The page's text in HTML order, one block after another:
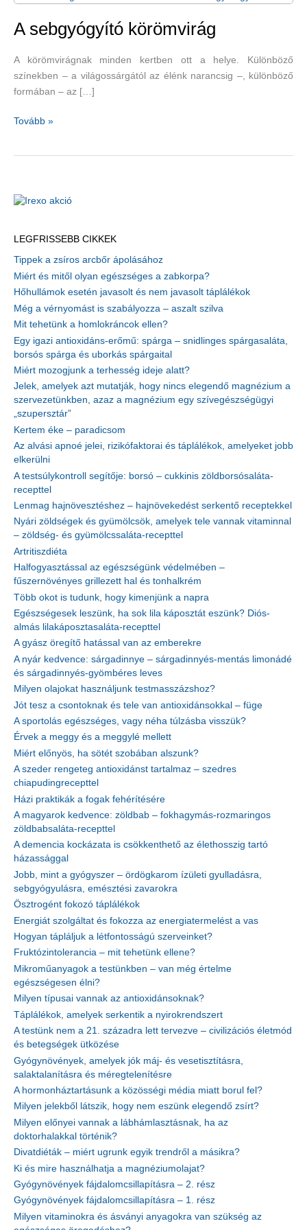
A sebgyógyító körömvirág
A körömvirágnak minden kertben ott a helye. Különböző
színekben – a világossárgától az élénk narancsig –, különböző
formában – az […]
A
Tovább »
LEGFRISSEBB CIKKEK
Tippek a zsíros arcbőr ápolásához
Miért és mitől olyan egészséges a zabkorpa?
Hőhullámok esetén javasolt és nem javasolt táplálékok
Még a vérnyomást is szabályozza – aszalt szilva
Mit tehetünk a homlokráncok ellen?
Egy igazi antioxidáns-erőmű: spárga – snidlinges spárgasaláta,
borsós spárga és uborkás spárgaital
Miért mozogjunk a terhesség ideje alatt?
Jelek, amelyek azt mutatják, hogy nincs elegendő magnézium a
szervezetünkben, azaz a magnézium egy szívegészségügyi
„szupersztár”
Kertem éke – paradicsom
Az alvási apnoé jelei, rizikófaktorai és táplálékok, amelyeket jobb
elkerülni
A testsúlykontroll segítője: borsó – cukkinis zöldborsósaláta-
recepttel
Lenmag hajnövesztéshez – hajnövekedést serkentő receptekkel
Nyári zöldségek és gyümölcsök, amelyek tele vannak vitaminnal
– zöldség- és gyümölcssaláta-recepttel
Artritiszdiéta
Halfogyasztással az egészségünk védelmében –
fűszernövényes grillezett hal és tonhalkrém
Több okot is tudunk, hogy kimenjünk a napra
Egészségesek leszünk, ha sok lila káposztát eszünk? Diós-
almás lilakáposztasaláta-recepttel
A gyász öregítő hatással van az emberekre
A nyár kedvence: sárgadinnye – sárgadinnyés-mentás limonádé
és sárgadinnyés-gyömbéres leves
Milyen olajokat használjunk testmasszázshoz?
Jót tesz a csontoknak és tele van antioxidánsokkal – füge
A sportolás egészséges, vagy néha túlzásba visszük?
Érvek a meggy és a meggylé mellett
Miért előnyös, ha sötét szobában alszunk?
A szeder rengeteg antioxidánst tartalmaz – szedres
chiapudingrecepttel
Házi praktikák a fogak fehérítésére
A magyarok kedvence: zöldbab – fokhagymás-rozmaringos
zöldbabsaláta-recepttel
A demencia kockázata is csökkenthető az élethosszig tartó
házassággal
Jobb, mint a gyógyszer – ördögkarom ízületi gyulladásra,
sebgyógyulásra, emésztési zavarokra
Ösztrogént fokozó táplálékok
Energiát szolgáltat és fokozza az energiatermelést a vas
Hogyan tápláljuk a létfontosságú szerveinket?
Fruktózintolerancia – mit tehetünk ellene?
Mikroműanyagok a testünkben – van még értelme
egészségesen élni?
Milyen típusai vannak az antioxidánsoknak?
Táplálékok, amelyek serkentik a nyirokrendszert
A testünk nem a 21. századra lett tervezve – civilizációs életmód
és betegségek ütközése
Gyógynövények, amelyek jók máj- és vesetisztításra,
salaktalanításra és méregtelenítésre
A hormonháztartásunk a közösségi média miatt borul fel?
Milyen jelekből látszik, hogy nem eszünk elegendő zsírt?
Milyen előnyei vannak a lábhámlasztásnak, ha az
doktorhalakkal történik?
Divatdiéták – miért ugrunk egyik trendről a másikra?
Ki és mire használhatja a magnéziumolajat?
Gyógynövények fájdalomcsillapításra – 2. rész
Gyógynövények fájdalomcsillapításra – 1. rész
Milyen vitaminokra és ásványi anyagokra van szükség az